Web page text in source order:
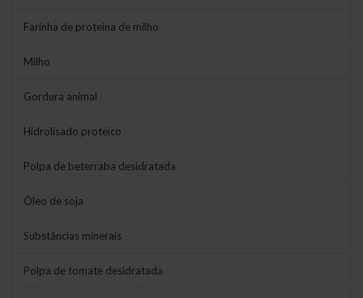
Farinha de proteína de milho
Milho
Gordura animal
Hidrolisado proteico
Polpa de beterraba desidratada
Óleo de soja
Substâncias minerais
Polpa de tomate desidratada